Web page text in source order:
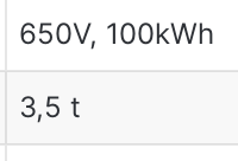
650V, 100kWh
3,5 t